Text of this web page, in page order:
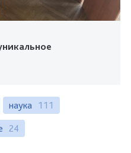
наука 111
24